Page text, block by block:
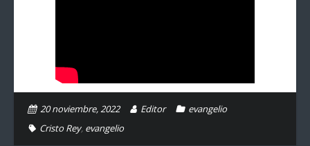
20 noviembre, 2022 Editor
evangelio
Cristo Rey, evangelio